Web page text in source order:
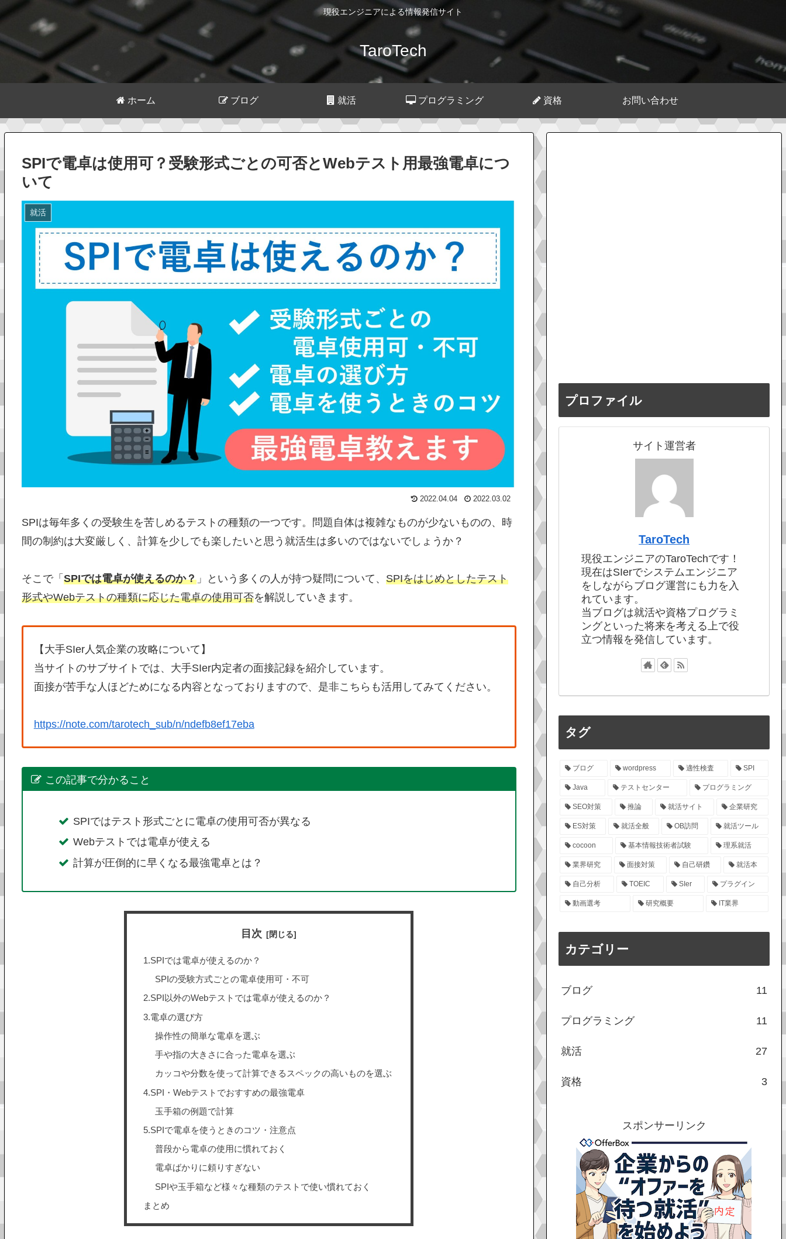
現役エンジニアによる情報発信サイト
TaroTech
ホーム ブログ 就活 プログラミング 資格 お問い合わせ
SPIで電卓は使用可？受験形式ごとの可否とWebテスト用最強電卓につ
いて
就活
2022.04.04 2022.03.02
SPIは毎年多くの受験生を苦しめるテストの種類の一つです。問題自体は複雑なものが少ないものの、時
間の制約は大変厳しく、計算を少しでも楽したいと思う就活生は多いのではないでしょうか？
そこで「 SPIでは電卓が使えるのか？」という多くの人が持つ疑問について、 SPIをはじめとしたテスト
形式やWebテストの種類に応じた電卓の使用可否を解説していきます。
【大手SIer人気企業の攻略について】
当サイトのサブサイトでは、大手SIer内定者の面接記録を紹介しています。
面接が苦手な人ほどためになる内容となっておりますので、是非こちらも活用してみてください。
https://note.com/tarotech_sub/n/ndefb8ef17eba
この記事で分かること
SPIではテスト形式ごとに電卓の使用可否が異なる
Webテストでは電卓が使える
計算が圧倒的に早くなる最強電卓とは？
目次
1.SPIでは電卓が使えるのか？
SPIの受験方式ごとの電卓使用可・不可
2.SPI以外のWebテストでは電卓が使えるのか？
3.電卓の選び方
操作性の簡単な電卓を選ぶ
手や指の大きさに合った電卓を選ぶ
カッコや分数を使って計算できるスペックの高いものを選ぶ
4.SPI・Webテストでおすすめの最強電卓
玉手箱の例題で計算
5.SPIで電卓を使うときのコツ・注意点
普段から電卓の使用に慣れておく
電卓ばかりに頼りすぎない
SPIや玉手箱など様々な種類のテストで使い慣れておく
まとめ
プロファイル
サイト運営者
TaroTech
現役エンジニアのTaroTechです！
現在はSIerでシステムエンジニア
をしながらブログ運営にも力を入
れています。
当ブログは就活や資格プログラミ
ングといった将来を考える上で役
立つ情報を発信しています。
タグ
ブログ wordpress 適性検査 SPI
Java テストセンター プログラミング
SEO対策 推論 就活サイト 企業研究
ES対策 就活全般 OB訪問 就活ツール
cocoon 基本情報技術者試験 理系就活
業界研究 面接対策 自己研鑽 就活本
自己分析 TOEIC SIer プラグイン
動画選考 研究概要 IT業界
カテゴリー
ブログ 11
プログラミング 11
就活 27
資格 3
スポンサーリンク